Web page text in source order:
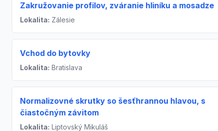
Zakružovanie profilov, zváranie hliníku a mosadze
Lokalita: Zálesie
Vchod do bytovky
Lokalita: Bratislava
Normalizovné skrutky so šesťhrannou hlavou, s
čiastočným závitom
Lokalita: Liptovský Mikuláš